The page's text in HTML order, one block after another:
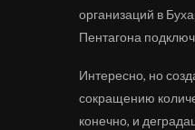
организаций в
Пентагона
Интересно, но
сокращению
конечно, и